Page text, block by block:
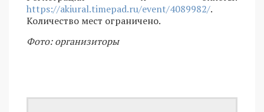
https://akiural.timepad.ru/event/4089982/.
Количество мест ограничено.
Фото: организиторы